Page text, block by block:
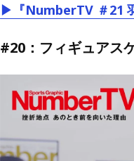
▶『NumberTV ＃21
#20：フィギュアス